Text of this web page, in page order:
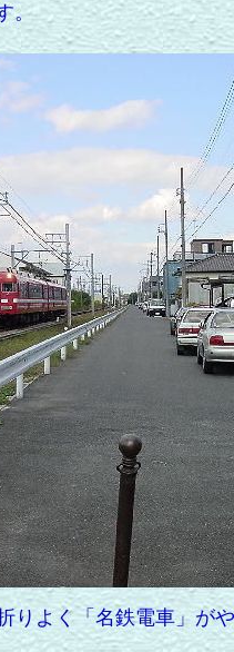
。
りよく「名鉄電車」が